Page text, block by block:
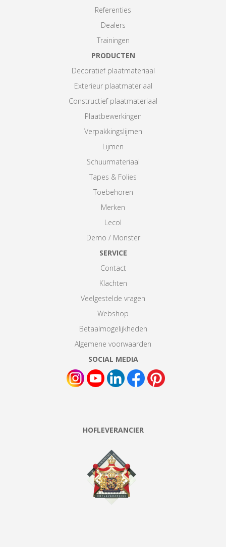
Referenties
Dealers
Trainingen
PRODUCTEN
Decoratief plaatmateriaal
Exterieur plaatmateriaal
Constructief plaatmateriaal
Plaatbewerkingen
Verpakkingslijmen
Lijmen
Schuurmateriaal
Tapes & Folies
Toebehoren
Merken
Lecol
Demo / Monster
SERVICE
Contact
Klachten
Veelgestelde vragen
Webshop
Betaalmogelijkheden
Algemene voorwaarden
SOCIAL MEDIA
HOFLEVERANCIER